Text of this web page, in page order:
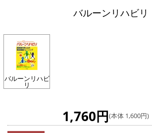
バルーンリハビリ
バルーンリハビ
リ
1,760円(本体 1,600円)